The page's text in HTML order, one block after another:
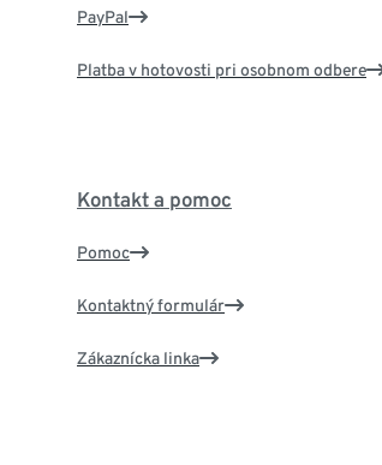
PayPal
Platba v hotovosti pri osobnom odbere
Kontakt a pomoc
Pomoc
Kontaktný formulár
Zákaznícka linka